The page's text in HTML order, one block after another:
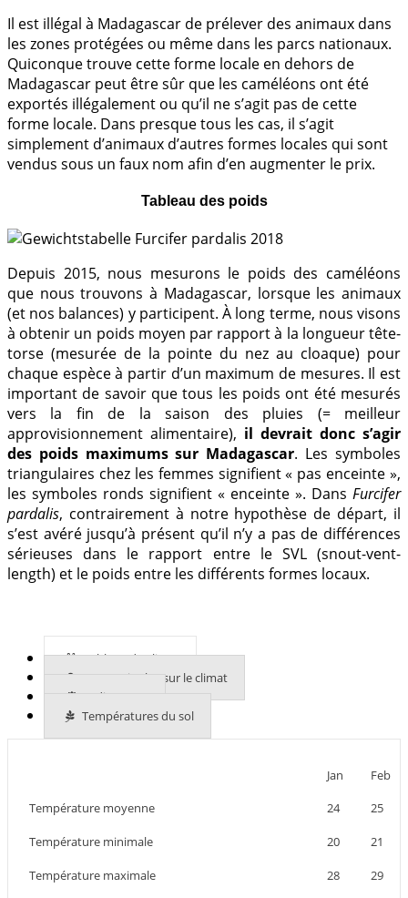
Il est illégal à Madagascar de prélever des animaux dans
les zones protégées ou même dans les parcs nationaux.
Quiconque trouve cette forme locale en dehors de
Madagascar peut être sûr que les caméléons ont été
exportés illégalement ou qu’il ne s’agit pas de cette
forme locale. Dans presque tous les cas, il s’agit
simplement d’animaux d’autres formes locales qui sont
vendus sous un faux nom afin d’en augmenter le prix.
Tableau des poids
Depuis 2015, nous mesurons le poids des caméléons
que nous trouvons à Madagascar, lorsque les animaux
(et nos balances) y participent. À long terme, nous visons
à obtenir un poids moyen par rapport à la longueur tête-
torse (mesurée de la pointe du nez au cloaque) pour
chaque espèce à partir d’un maximum de mesures. Il est
important de savoir que tous les poids ont été mesurés
vers la fin de la saison des pluies (= meilleur
approvisionnement alimentaire), il devrait donc s’agir
des poids maximums sur Madagascar. Les symboles
triangulaires chez les femmes signifient « pas enceinte »,
les symboles ronds signifient « enceinte ». Dans Furcifer
pardalis, contrairement à notre hypothèse de départ, il
s’est avéré jusqu’à présent qu’il n’y a pas de différences
sérieuses dans le rapport entre le SVL (snout-vent-
length) et le poids entre les différents formes locaux.
Tableau du climat
En savoir plus sur le climat
Indices UVB
Températures du sol
Jan
Feb
Température moyenne
24 25
Température minimale 20 21
Température maximale 28 29